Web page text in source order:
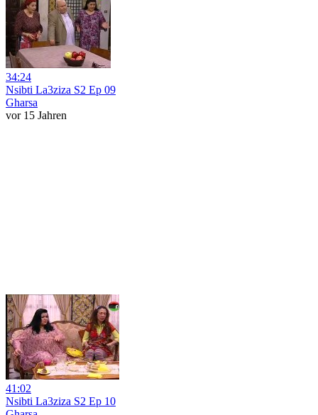
34:24
Nsibti La3ziza S2 Ep 09
Gharsa
vor 15 Jahren
41:02
Nsibti La3ziza S2 Ep 10